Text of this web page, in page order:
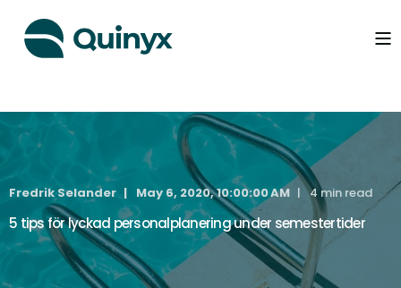
Fredrik Selander May 6, 2020, 10:00:00 AM 4 min read
5 tips för lyckad personalplanering under semestertider